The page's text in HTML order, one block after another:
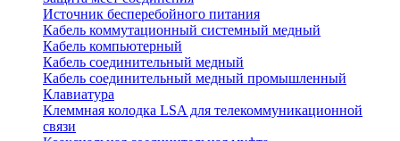
Источник бесперебойного питания
Кабель коммутационный системный медный
Кабель компьютерный
Кабель соединительный медный
Кабель соединительный медный промышленный
Клавиатура
Клеммная колодка LSA для телекоммуникационной
связи